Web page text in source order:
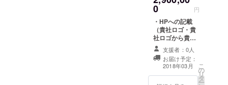
しましては、募
集終了日翌日か
ら、お名前等の
印刷用データ確
認をさせて頂き
ます。大変心苦
しくはあります
が、1月15日ま
でにデータの確
認が出来ない場
ト ロゴ・社名
記 １/８広告 ・
チラシの同封
当日配布パンフ
レット ・第5回
トラックドライ
バー甲子園DVD
送付 ※注意※パン
フレットの記載
0 円
・HPへの記載
（貴社ロゴ・貴
社ロゴから貴社
HPへリンク）
・チラシへの掲
載（貴社ロゴ）
・大会当日 ス
ライドでの紹
支援者：0人
お届け予定：
2018年03月
こ
の
リ
タ
ー